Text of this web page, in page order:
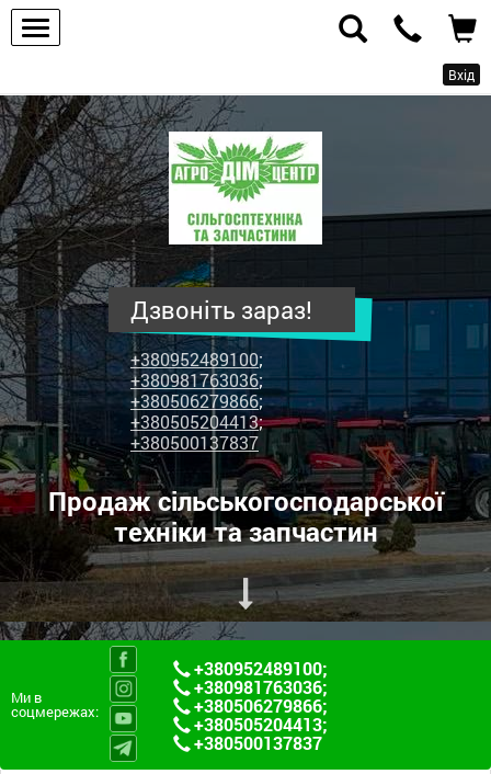
Вхід
ПП
"Агродім-
центр"
-
продаж
сільськогосподарської
техніки
та
запчастин
Дзвоніть зараз!
+380952489100;
+380981763036;
+380506279866;
+380505204413;
+380500137837
Продаж сільськогосподарської
техніки та запчастин
Ми в
соцмережах:
+380952489100;
+380981763036;
+380506279866;
+380505204413;
+380500137837